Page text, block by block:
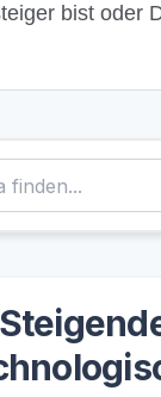
bist oder